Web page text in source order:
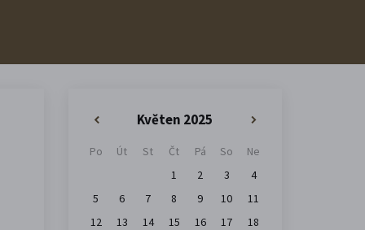
Květen 2025»
Po Út St Čt Pá So
Ne
1
2 3
4
5
6 7 8 9 10
11
12
13 14 15 16 17
18